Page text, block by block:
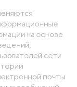
на основе
сети
почты